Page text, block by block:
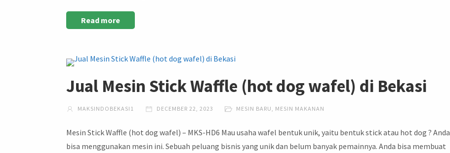
Read more
Jual Mesin Stick Waffle (hot dog wafel) di Bekasi
MAKSINDOBEKASI1 DECEMBER 22, 2023 MESIN BARU MESIN MAKANAN
Mesin Stick Waffle (hot dog wafel) – MKS-HD6 Mau usaha wafel bentuk unik, yaitu bentuk stick atau hot dog ? Anda
bisa menggunakan mesin ini. Sebuah peluang bisnis yang unik dan belum banyak pemainnya. Anda bisa membuat